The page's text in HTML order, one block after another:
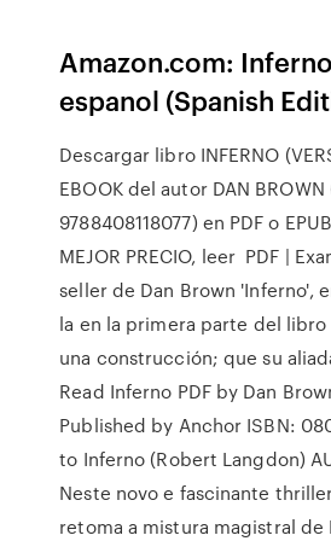
Amazon.com:
espanol (Spanish
Descargar libro INFERNO
EBOOK del autor DAN BROWN
9788408118077) en PDF o
MEJOR PRECIO, leer PDF |
seller de Dan Brown 'Inferno',
la en la primera parte del
una construcción; que su
Read Inferno PDF by Dan
Published by Anchor ISBN:
to Inferno (Robert Langdon)
Neste novo e fascinante
retoma a mistura magistral de